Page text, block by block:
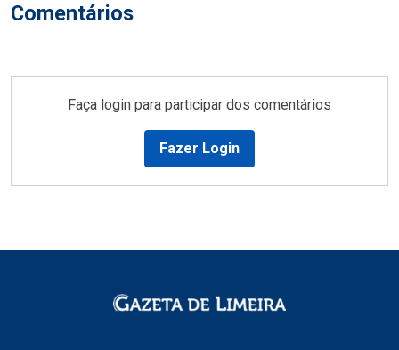
Comentários
Faça login para participar dos comentários
Fazer Login